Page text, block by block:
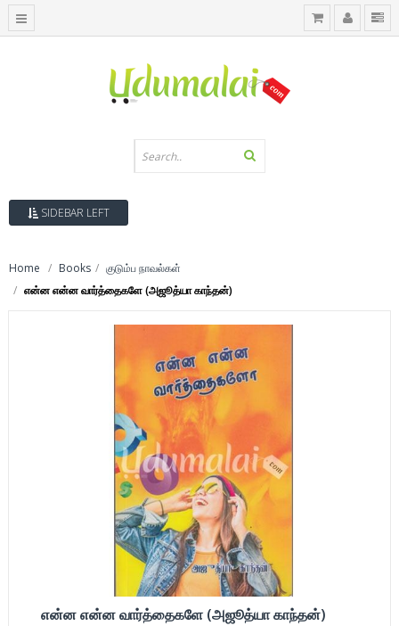
SIDEBAR LEFT
Home Books
குடும்ப நாவல்கள்
என்ன என்ன வார்த்தைகளே (அஜூத்யா காந்தன்)
என்ன என்ன வார்த்தைகளே (அஜூத்யா காந்தன்)